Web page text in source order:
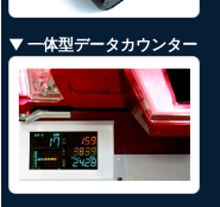
▼ 一体型データカウンター